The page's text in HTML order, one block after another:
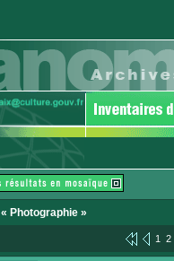
« Photographie »
1 2